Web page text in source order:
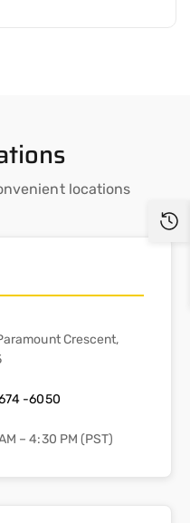
locations
Crescent,
-6050
– 4:30 PM (PST)